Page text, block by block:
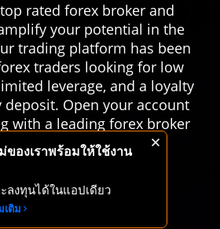
rated forex broker and
your potential in the
trading platform has been
traders looking for low
leverage, and a loyalty
deposit. Open your account
with a leading forex broker
within minutes.
จไม่จำกัด
forex trading
trading platform
ของเราพร้อมให้ใช้งาน
ลงทุนได้ในแอปเดียว
เติม